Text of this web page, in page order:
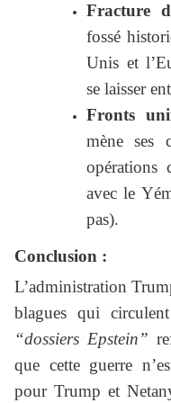
Fracture
fossé
Unis et
se laisser
Fronts
mène ses
opérations
avec le
pas).
Conclusion :
L’administration
blagues qui
“dossiers Epstein”
que cette guerre
pour Trump et